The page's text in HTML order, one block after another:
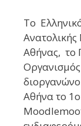
To
Αθήνας, το
Αθήνα το